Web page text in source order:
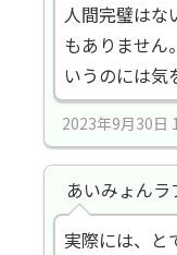
人間完璧はな
もありません
いうのには気
2023年9月30
あいみょんラ
実際には、と